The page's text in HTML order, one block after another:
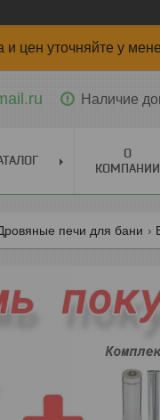
и цен уточняйте у
Наличие
О
КОМПАНИИ
печи для бани